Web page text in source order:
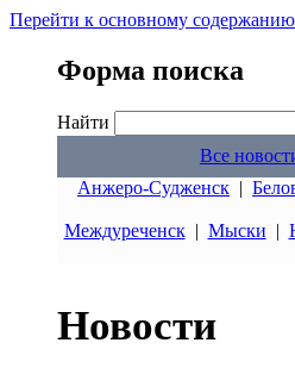
Перейти к основному содержанию
Форма поиска
Найти
Все
Анжеро-Судженск |
Междуреченск| Мыски |
Новости